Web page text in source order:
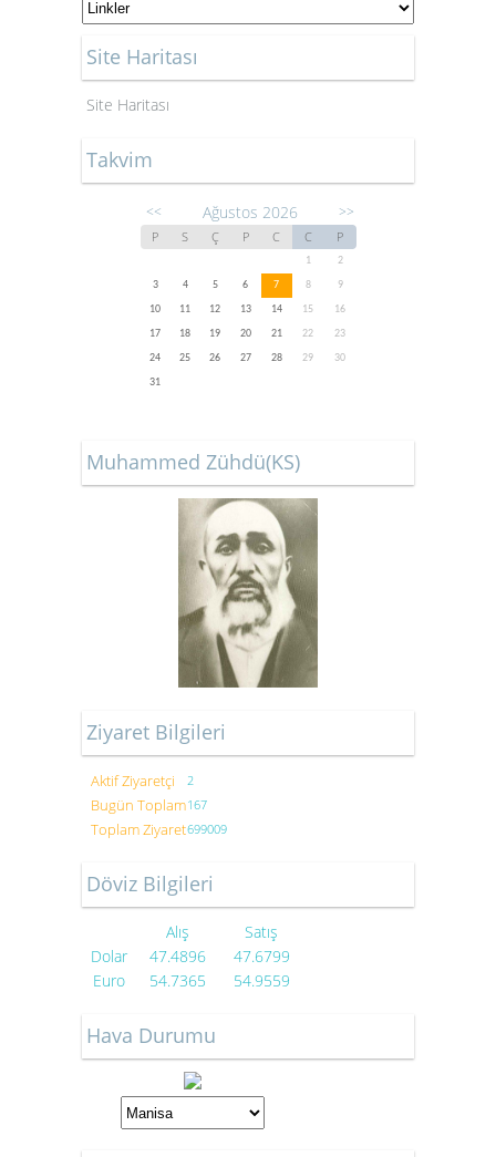
Site Haritası
Site Haritası
Takvim
<< Ağustos 2026 >>
P S Ç P C C P
1
2
3
4 5 6 7 8
9
10
11 12 13 14 15
16
17
18 19 20 21 22
23
24
25 26 27 28 29
30
31
Muhammed Zühdü(KS)
Ziyaret Bilgileri
Aktif Ziyaretçi 2
Bugün Toplam167
Toplam Ziyaret699009
Döviz Bilgileri
Alış
Satış
Dolar
47.4896
47.6799
Euro
54.7365 54.9559
Hava Durumu